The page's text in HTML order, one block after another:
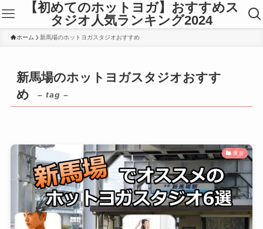
【初めてのホットヨガ】おすすめス
タジオ人気ランキング2024
ホーム 新馬場のホットヨガスタジオおすすめ
新馬場のホットヨガスタジオおすす
め
– tag –
東京